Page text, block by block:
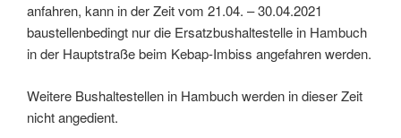
anfahren, kann in der Zeit vom 21.04. – 30.04.2021
baustellenbedingt nur die Ersatzbushaltestelle in Hambuch
in der Hauptstraße beim Kebap-Imbiss angefahren werden.
Weitere Bushaltestellen in Hambuch werden in dieser Zeit
nicht angedient.